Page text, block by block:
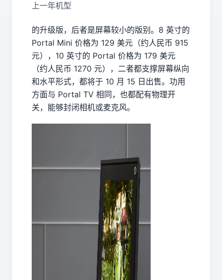
上一年机型
的升级版，后者是屏幕较小的版别。8 英寸的
Portal Mini 价格为 129 美元（约人民币 915
元），10 英寸的 Portal 价格为 179 美元
（约人民币 1270 元），二者都支撑屏幕纵向
和水平形式，都将于 10 月 15 日出售。功用
方面与 Portal TV 相同，也都配有物理开
关，能够封闭相机或麦克风。